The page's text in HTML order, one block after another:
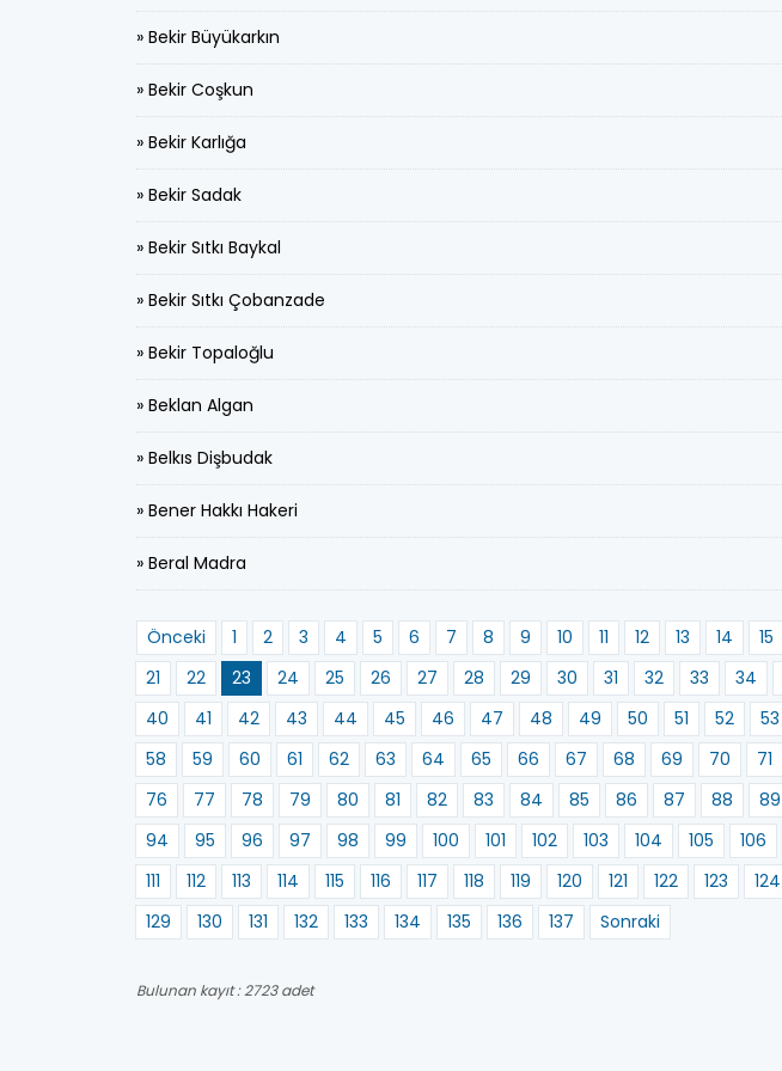
» Bekir Büyükarkın
» Bekir Coşkun
» Bekir Karlığa
» Bekir Sadak
» Bekir Sıtkı Baykal
» Bekir Sıtkı Çobanzade
» Bekir Topaloğlu
» Beklan Algan
» Belkıs Dişbudak
» Bener Hakkı Hakeri
» Beral Madra
Önceki 1 2 3 4 5 6 7 8 9 10 11 12 13 14 15
21
22 23 24 25 26 27 28 29 30 31 32 33 34
40
41 42 43 44 45 46 47 48 49 50 51 52 53
58
59 60 61 62 63 64 65 66 67 68 69 70 71
76
77 78 79 80 81 82 83 84 85 86 87 88 89
94
95 96 97 98 99 100 101 102 103 104 105 106
111
112 113 114 115 116 117 118 119 120 121 122 123 124
129
130 131 132 133 134 135 136 137 Sonraki
Bulunan kayıt : 2723 adet